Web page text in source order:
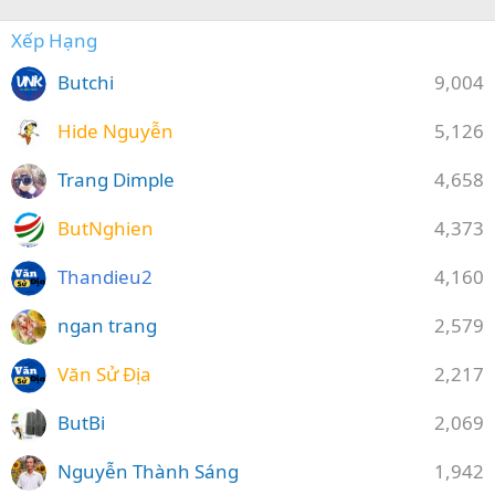
Xếp Hạng
9,004
Butchi
5,126
Hide Nguyễn
4,658
Trang Dimple
4,373
ButNghien
4,160
Thandieu2
2,579
ngan trang
2,217
Văn Sử Địa
2,069
ButBi
1,942
Nguyễn Thành Sáng